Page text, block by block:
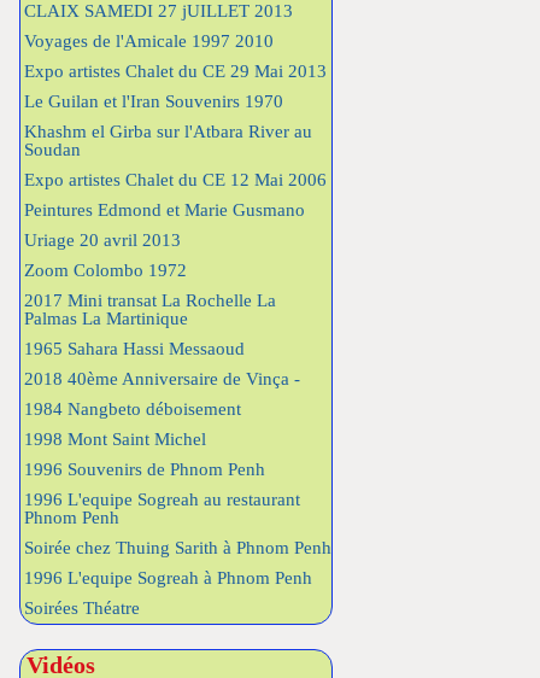
CLAIX SAMEDI 27 jUILLET 2013
Voyages de l'Amicale 1997 2010
Expo artistes Chalet du CE 29 Mai 2013
Le Guilan et l'Iran Souvenirs 1970
Khashm el Girba sur l'Atbara River au
Soudan
Expo artistes Chalet du CE 12 Mai 2006
Peintures Edmond et Marie Gusmano
Uriage 20 avril 2013
Zoom Colombo 1972
2017 Mini transat La Rochelle La
Palmas La Martinique
1965 Sahara Hassi Messaoud
2018 40ème Anniversaire de Vinça -
1984 Nangbeto déboisement
1998 Mont Saint Michel
1996 Souvenirs de Phnom Penh
1996 L'equipe Sogreah au restaurant
Phnom Penh
Soirée chez Thuing Sarith à Phnom Penh
1996 L'equipe Sogreah à Phnom Penh
Soirées Théatre
Vidéos